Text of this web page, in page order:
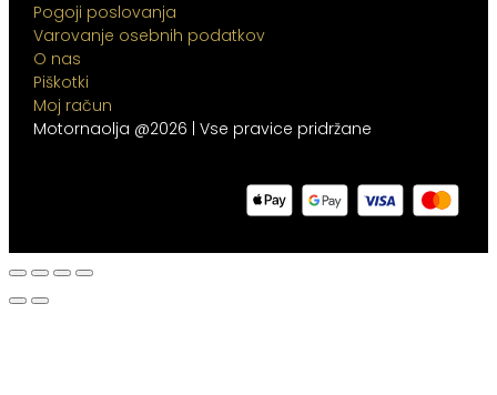
Pogoji poslovanja
Varovanje osebnih podatkov
O nas
Piškotki
Moj račun
Motornaolja @2026 | Vse pravice pridržane